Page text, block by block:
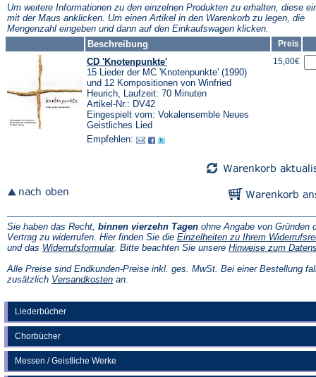
Liederbücher
Chorbücher
Messen / Geistliche Werke
Um weitere Informationen zu den einzelnen Produkten zu erhalten, diese
mit der Maus anklicken. Um einen Artikel in den Warenkorb zu legen, die
Mengenzahl eingeben und dann auf den Einkaufswagen klicken.
Beschreibung
Preis
CD 'Knotenpunkte'
15 Lieder der MC 'Knotenpunkte' (1990)
und 12 Kompositionen von Winfried
Heurich, Laufzeit: 70 Minuten
Artikel-Nr.: DV42
Eingespielt vom: Vokalensemble Neues
Geistliches Lied
Empfehlen:
15,00€
Sie haben das Recht, binnen vierzehn Tagen ohne Angabe von Gründen
Vertrag zu widerrufen. Hier finden Sie die Einzelheiten zu Ihrem
und das Widerrufsformular(Öffnet
einem
neuen
. Bitte beachten Sie unsere Hinweise zum
Alle Preise sind Endkunden-Preise inkl. ges. MwSt. Bei einer Bestellung
zusätzlich Versandkosten(Öffnet
an.